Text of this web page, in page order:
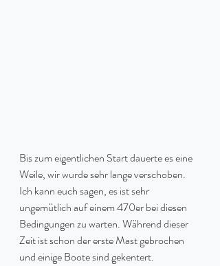
Bis zum eigentlichen Start dauerte es eine
Weile, wir wurde sehr lange verschoben.
Ich kann euch sagen, es ist sehr
ungemütlich auf einem 470er bei diesen
Bedingungen zu warten. Während dieser
Zeit ist schon der erste Mast gebrochen
und einige Boote sind gekentert.